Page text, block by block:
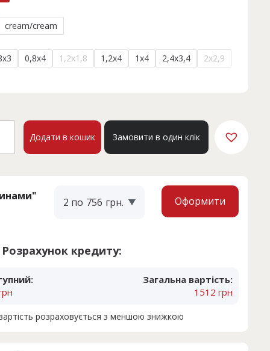
0,8x4 1,2x1,8 1,2x4 1x4 2,4x3,4
2x2,9
cream/cream
Додати в кошик Замовити в один клік
2 по 756 грн. Оформити
Розрахунок кредиту:
Загальна вартість:
1512 грн
розраховується з меншою знижкою